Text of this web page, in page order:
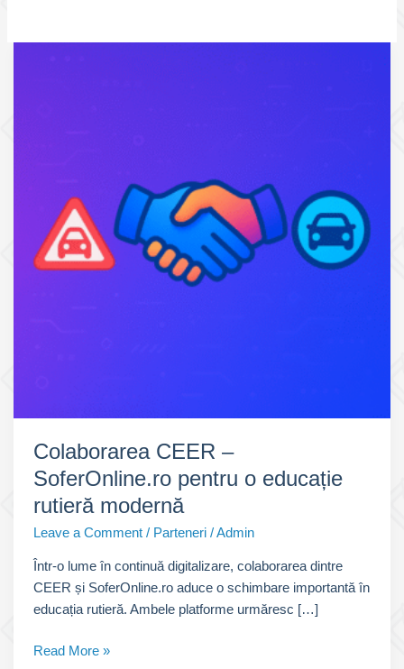
Colaborarea CEER –
SoferOnline.ro pentru o educație
rutieră modernă
Leave a Comment / Parteneri /Admin
Într-o lume în continuă digitalizare, colaborarea dintre
CEER și SoferOnline.ro aduce o schimbare importantă în
educația rutieră. Ambele platforme urmăresc […]
Colaborarea
Read More »